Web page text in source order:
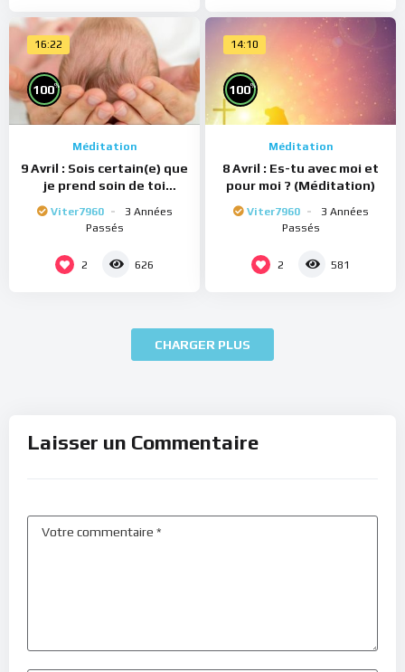
16:22
100%
Méditation
9 Avril : Sois certain(e) que
je prend soin de toi
Viter7960
3 Années
Passés
2 626
14:10
100%
Méditation
8 Avril : Es-tu avec moi et
pour moi ? (Méditation)
Viter7960
3 Années
Passés
2 581
CHARGER PLUS
Laisser un Commentaire